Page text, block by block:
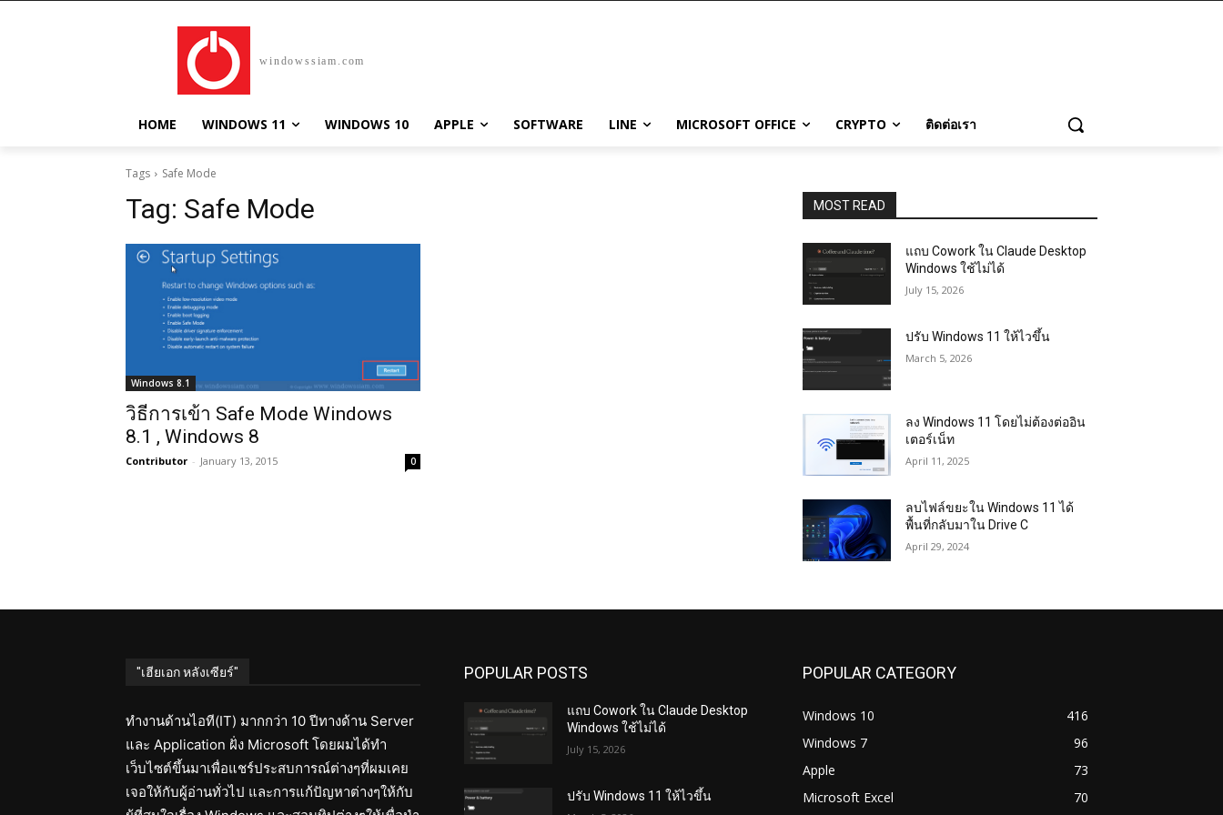
windowssiam.com
HOME WINDOWS 11 WINDOWS 10 APPLE SOFTWARE LINE MICROSOFT OFFICE CRYPTO ติดต่อเรา
Tags Safe Mode
Tag: Safe Mode
Windows 8.1
วิธีการเข้า Safe Mode Windows
8.1 , Windows 8
Contributor - January 13, 2015 0
MOST READ
แถบ Cowork ใน Claude Desktop
Windows ใช้ไม่ได้
July 15, 2026
ปรับ Windows 11 ให้ไวขึ้น
March 5, 2026
ลง Windows 11 โดยไม่ต้องต่ออิน
เตอร์เน็ท
April 11, 2025
ลบไฟล์ขยะใน Windows 11 ได้
พื้นที่กลับมาใน Drive C
April 29, 2024
"เฮียเอก หลังเซียร์"
ทำงานด้านไอที(IT) มากกว่า 10 ปีทางด้าน Server
และ Application ฝั่ง Microsoft โดยผมได้ทำ
เว็บไซต์ขึ้นมาเพื่อแชร์ประสบการณ์ต่างๆที่ผมเคย
เจอให้กับผู้อ่านทั่วไป และการแก้ปัญหาต่างๆให้กับ
POPULAR POSTS
แถบ Cowork ใน Claude Desktop
Windows ใช้ไม่ได้
July 15, 2026
ปรับ Windows 11 ให้ไวขึ้น
POPULAR CATEGORY
Windows 10
416
Windows 7
96
Apple
73
Microsoft Excel
70